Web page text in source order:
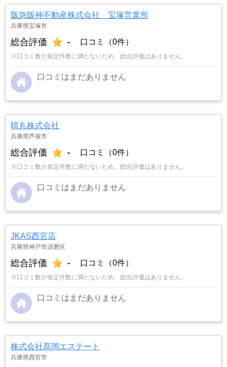
阪急阪神不動産株式会社 宝塚営業所
兵庫県宝塚市
総合評価 - 口コミ（0件）
※口コミ数が規定件数に満たないため、総合評価はありません。
口コミはまだありません
晴丸株式会社
兵庫県芦屋市
総合評価 - 口コミ（0件）
※口コミ数が規定件数に満たないため、総合評価はありません。
口コミはまだありません
JKAS西宮店
兵庫県神戸市須磨区
総合評価 - 口コミ（0件）
※口コミ数が規定件数に満たないため、総合評価はありません。
口コミはまだありません
株式会社髙岡エステート
兵庫県西宮市